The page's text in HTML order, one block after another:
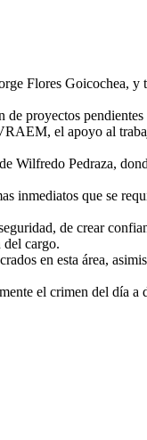
Flores Goicochea, y
proyectos
el apoyo al
Wilfredo Pedraza,
inmediatos que se
de crear
del cargo.
en esta área,
el crimen del día a